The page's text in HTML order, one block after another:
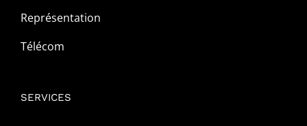
Représentation
Télécom
SERVICES